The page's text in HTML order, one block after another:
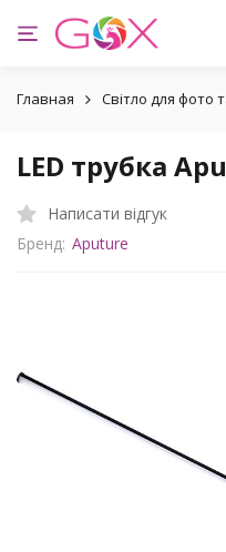
Главная Світло для фото
LED трубка
Написати відгук
Бренд: Aputure